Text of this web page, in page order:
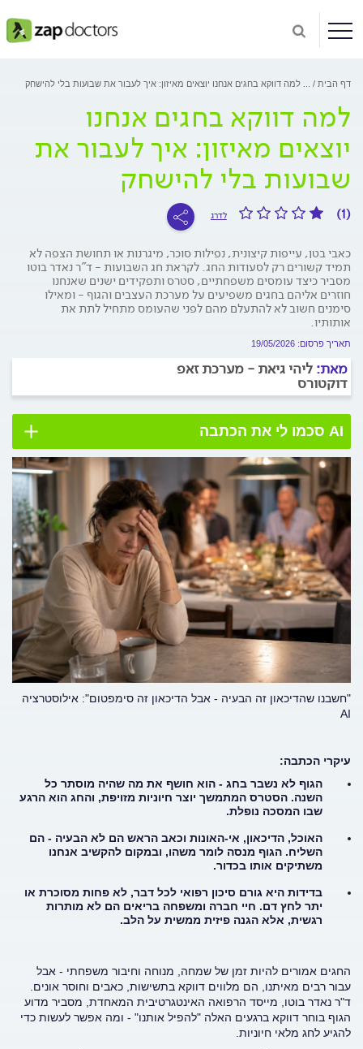
דף הבית למה דווקא בחגים אנחנו יוצאים מאיזון: איך לעבור את שבועות בלי להישחק
למה דווקא בחגים אנחנו
יוצאים מאיזון: איך לעבור את
שבועות בלי להישחק
(1) לדרג
כאבי בטן, עייפות קיצונית, נפילות סוכר, מיגרנות או תחושת הצפה לא
תמיד קשורים רק לסעודות החג. לקראת חג השבועות - ד"ר נאדר בוטו
מסביר כיצד עומסים משפחתיים, סטרס ותפקידים ישנים שאנחנו
חוזרים אליהם בחגים משפיעים על מערכת העצבים והגוף - ומאילו
סימנים חשוב לא להתעלם מהם לפני שהעומס מתחיל לתת את
אותותיו.
תאריך פרסום: 19/05/2026
מאת: ליהי גיאת - מערכת זאפ
דוקטורס
AI סכמו לי את הכתבה
"חשבנו שהדיכאון זה הבעיה - אבל הדיכאון זה סימפטום": אילוסטרציה
AI
עיקרי הכתבה:
הגוף לא נשבר בחג - הוא חושף את מה שהיה מוסתר כל
השנה. הסטרס המתמשך יוצר חיוניות מזויפת, והחג הוא הרגע
שבו המסכה נופלת.
האוכל, הדיכאון, אי-האונות וכאב הראש הם לא הבעיה - הם
השליח. הגוף מנסה לומר משהו, ובמקום להקשיב אנחנו
משתיקים אותו בכדור.
בדידות היא גורם סיכון רפואי לכל דבר, לא פחות מסוכרת או
יתר לחץ דם. חיי חברה ומשפחה בריאים הם לא מותרות
רגשית, אלא הגנה פיזית ממשית על הלב.
החגים אמורים להיות זמן של שמחה, מנוחה וחיבור משפחתי - אבל
עבור רבים מאיתנו, הם מלווים דווקא בתשישות, כאבים וחוסר אונים.
ד"ר נאדר בוטו, מייסד הרפואה האינטגרטיבית המאחדת, מסביר מדוע
הגוף בוחר דווקא ברגעים האלה "להפיל אותנו" - ומה אפשר לעשות כדי
להגיע לחג מלאי חיוניות.